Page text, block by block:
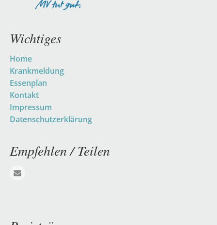
Wichtiges
Navigation
überspringen
Home
Krankmeldung
Essenplan
Kontakt
Impressum
Datenschutzerklärung
Empfehlen / Teilen